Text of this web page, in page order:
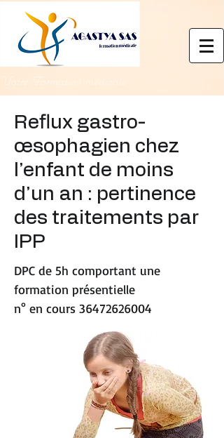
Votre Formation médicale
Reflux gastro-
œsophagien chez
l’enfant de moins
d’un an : pertinence
des traitements par
IPP
DPC de 5h comportant une
formation présentielle
n° en cours 36472626004